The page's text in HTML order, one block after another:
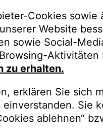
Upgrades,
Bestellungen
Cookies sowie
Website
sowie Social-
Aktivitäten
zu erhalten.
erklären Sie sich
Sie
ablehnen“